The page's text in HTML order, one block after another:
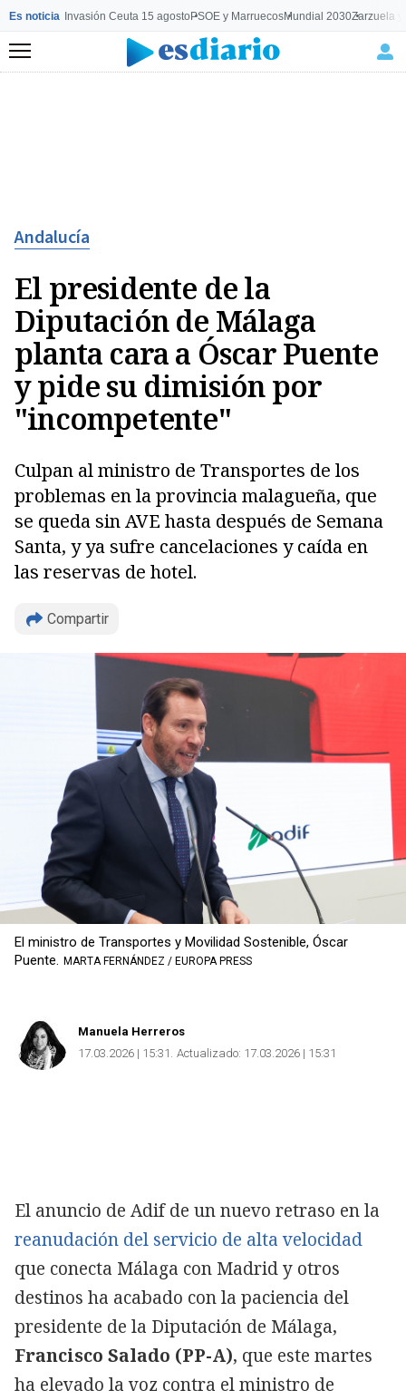
Es noticia Invasión Ceuta 15 agostoPSOE y MarruecosMundial 2030Zarzuela
Menú
Andalucía
El presidente de la
Diputación de Málaga
planta cara a Óscar Puente
y pide su dimisión por
"incompetente"
Culpan al ministro de Transportes de los
problemas en la provincia malagueña, que
se queda sin AVE hasta después de Semana
Santa, y ya sufre cancelaciones y caída en
las reservas de hotel.
Compartir
Copiar
El ministro de Transportes y Movilidad Sostenible, Óscar
Puente. MARTA FERNÁNDEZ / EUROPA PRESS
Manuela Herreros
17.03.2026 | 15:31 Actualizado: 17.03.2026 | 15:31
El anuncio de Adif de un nuevo retraso en la
reanudación del servicio de alta velocidad
que conecta Málaga con Madrid y otros
destinos ha acabado con la paciencia del
presidente de la Diputación de Málaga,
Francisco Salado (PP-A), que este martes
ha elevado la voz contra el ministro de